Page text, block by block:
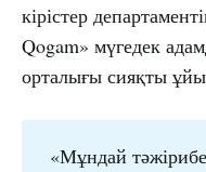
кірістер
Qogam» мүгедек
орталығы сияқты
«Мұндай